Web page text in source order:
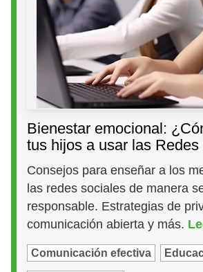
Bienestar emocional:
tus hijos a usar las
Consejos para enseñar a los
las redes sociales de manera
responsable. Estrategias de
comunicación abierta y más.
Comunicación efectiva